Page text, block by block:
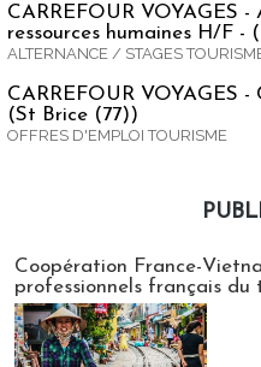
CARREFOUR VOYAGES
ressources humaines H/F -
ALTERNANCE / STAGES
CARREFOUR VOYAGES
(St Brice (77))
OFFRES D'EMPLOI TOURISME
Coopération France-
professionnels français du